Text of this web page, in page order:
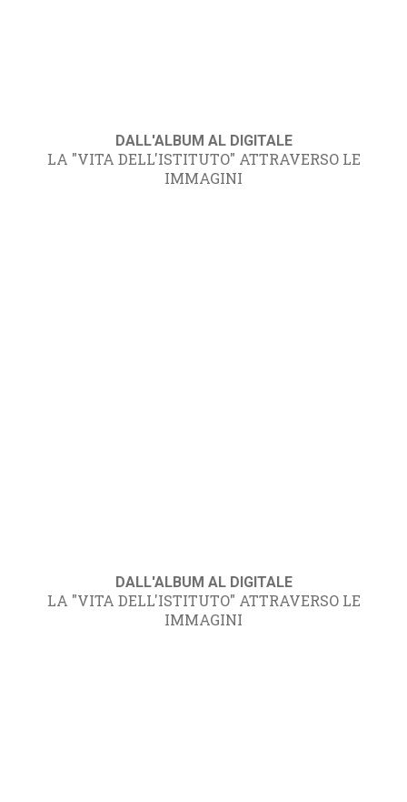
DALL'ALBUM AL DIGITALE
LA "VITA DELL'ISTITUTO" ATTRAVERSO LE
IMMAGINI
DALL'ALBUM AL DIGITALE
LA "VITA DELL'ISTITUTO" ATTRAVERSO LE
IMMAGINI